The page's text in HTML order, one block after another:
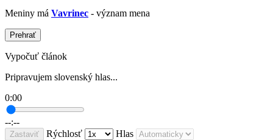
Meniny má Vavrinec - význam mena
Prehrať
Vypočuť článok
Pripravujem slovenský hlas...
0:00
--:--
Zastaviť Rýchlosť Hlas